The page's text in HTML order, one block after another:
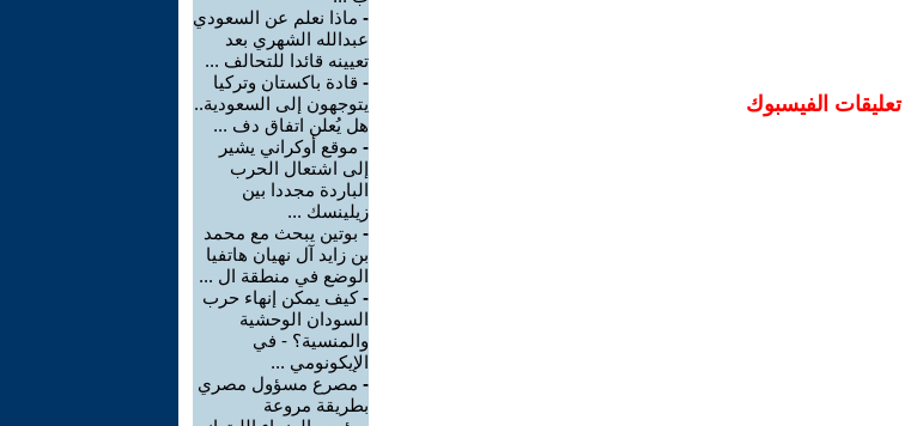
تعليقات الفيسبوك
- ماذا نعلم عن السعودي
عبدالله الشهري بعد
تعيينه قائدا للتحالف ...
- قادة باكستان وتركيا
يتوجهون إلى السعودية..
هل يُعلن اتفاق دف ...
- موقع أوكراني يشير
إلى اشتعال الحرب
الباردة مجددا بين
زيلينسك ...
- بوتين يبحث مع محمد
بن زايد آل نهيان هاتفيا
الوضع في منطقة ال ...
-كيف يمكن إنهاء حرب
السودان الوحشية
والمنسية؟ - في
الإيكونومي ...
- مصرع مسؤول مصري
بطريقة مروعة